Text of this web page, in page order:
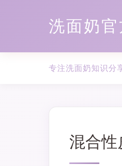
洗面奶
专注洗面奶知识分
混合性